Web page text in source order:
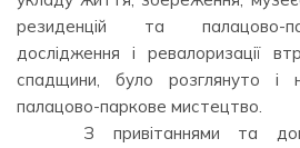
резиденцій та палацово-
дослідження і ревалоризації
спадщини, було розглянуто і
палацово-паркове мистецтво.
⠀⠀⠀ ⠀З привітаннями та